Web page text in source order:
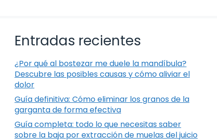
Entradas recientes
¿Por qué al bostezar me duele la mandíbula?
Descubre las posibles causas y cómo aliviar el
dolor
Guía definitiva: Cómo eliminar los granos de la
garganta de forma efectiva
Guía completa: todo lo que necesitas saber
sobre la baja por extracción de muelas del juicio